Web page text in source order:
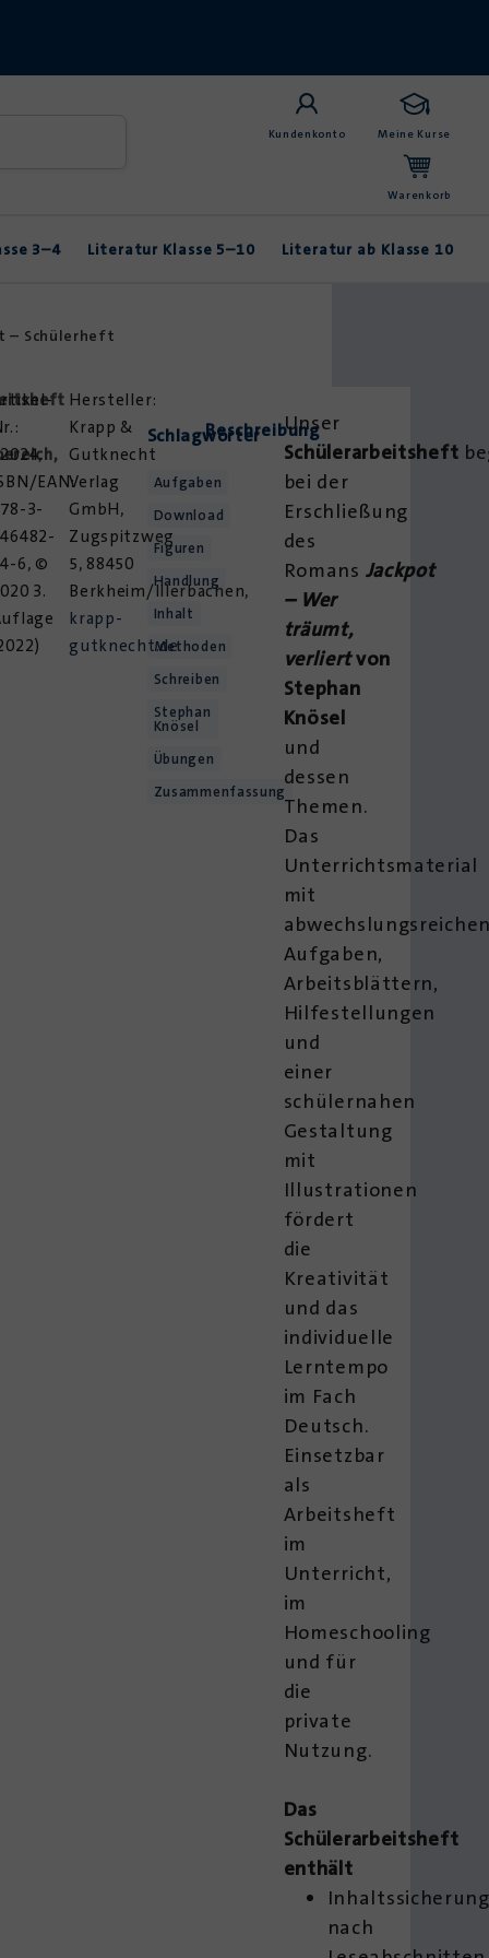
Kundenkonto Meine Kurse
Warenkorb
3–4 Literatur Klasse 5–10 Literatur ab Klasse 10
– Schülerheft
,
EAN:
3-
6, ©
3.
Krapp &
Gutknecht
Verlag
GmbH,
Zugspitzweg
5, 88450
Berkheim/Illerbachen,
krapp-
gutknecht.de
Schlagwörter
Aufgaben
Download
Figuren
Handlung
Inhalt
Methoden
Schreiben
Stephan
Knösel
Übungen
Zusammenfassung
Beschreibung
Unser
Schülerarbeitsheft
bei der
Erschließung
des
Romans Jackpot
– Wer
träumt,
verliertvon
Stephan
Knösel
und
dessen
Themen.
Das
Unterrichtsmaterial
mit
Aufgaben,
Arbeitsblättern,
Hilfestellungen
und
einer
schülernahen
Gestaltung
mit
Illustrationen
fördert
die
Kreativität
und das
individuelle
Lerntempo
im Fach
Deutsch.
Einsetzbar
als
Arbeitsheft
im
Unterricht,
im
Homeschooling
und für
die
private
Nutzung.
Das
Schülerarbeitsheft
enthält
nach